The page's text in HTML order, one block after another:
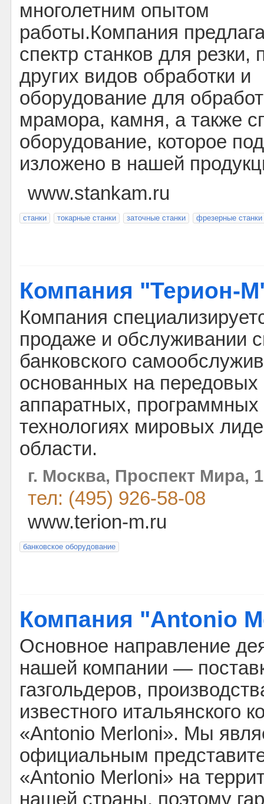
многолетним опытом
работы.Компания
спектр станков для резки,
других видов обработки и
оборудование для
мрамора, камня, а также
оборудование, которое
изложено в нашей
www.stankam.ru
станки токарные станки заточные станки фрезерные станки
Компания "Терион-
Компания
продаже и обслуживании
банковского
основанных на передовых
аппаратных,
технологиях мировых
области.
г. Москва, Проспект Мира,
тел: (495) 926-58-08
www.terion-m.ru
банковское оборудование
Компания "Antonio
Основное направление
нашей компании —
газгольдеров,
известного итальянского
«Antonio Merloni». Мы
официальным
«Antonio Merloni» на
нашей страны, поэтому